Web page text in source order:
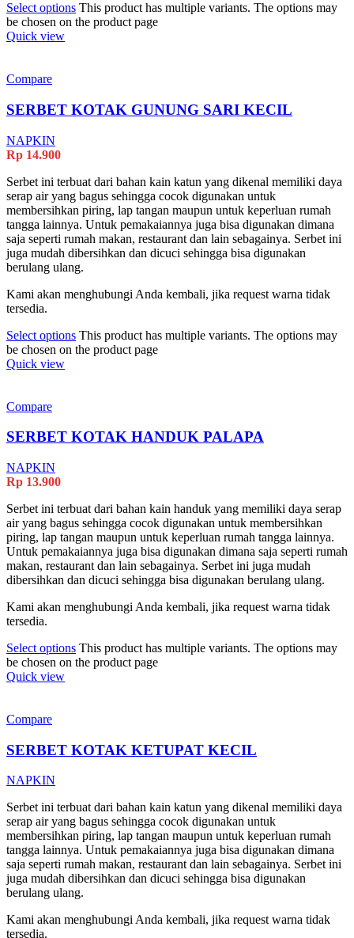
Select options This product has multiple variants. The options may
be chosen on the product page
Quick view
Compare
SERBET KOTAK GUNUNG SARI KECIL
NAPKIN
Rp 14.900
Serbet ini terbuat dari bahan kain katun yang dikenal memiliki daya
serap air yang bagus sehingga cocok digunakan untuk
membersihkan piring, lap tangan maupun untuk keperluan rumah
tangga lainnya. Untuk pemakaiannya juga bisa digunakan dimana
saja seperti rumah makan, restaurant dan lain sebagainya. Serbet ini
juga mudah dibersihkan dan dicuci sehingga bisa digunakan
berulang ulang.
Kami akan menghubungi Anda kembali, jika request warna tidak
tersedia.
Select options This product has multiple variants. The options may
be chosen on the product page
Quick view
Compare
SERBET KOTAK HANDUK PALAPA
NAPKIN
Rp 13.900
Serbet ini terbuat dari bahan kain handuk yang memiliki daya serap
air yang bagus sehingga cocok digunakan untuk membersihkan
piring, lap tangan maupun untuk keperluan rumah tangga lainnya.
Untuk pemakaiannya juga bisa digunakan dimana saja seperti rumah
makan, restaurant dan lain sebagainya. Serbet ini juga mudah
dibersihkan dan dicuci sehingga bisa digunakan berulang ulang.
Kami akan menghubungi Anda kembali, jika request warna tidak
tersedia.
Select options This product has multiple variants. The options may
be chosen on the product page
Quick view
Compare
SERBET KOTAK KETUPAT KECIL
NAPKIN
Serbet ini terbuat dari bahan kain katun yang dikenal memiliki daya
serap air yang bagus sehingga cocok digunakan untuk
membersihkan piring, lap tangan maupun untuk keperluan rumah
tangga lainnya. Untuk pemakaiannya juga bisa digunakan dimana
saja seperti rumah makan, restaurant dan lain sebagainya. Serbet ini
juga mudah dibersihkan dan dicuci sehingga bisa digunakan
berulang ulang.
Kami akan menghubungi Anda kembali, jika request warna tidak
tersedia.